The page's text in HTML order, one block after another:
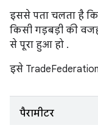
इससे पता चलता है
किसी गड़बड़ी की
से पूरा हुआ हो .
इसे
पैरामीटर